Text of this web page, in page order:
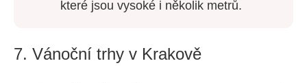
které jsou vysoké i několik metrů.
7. Vánoční trhy v Krakově